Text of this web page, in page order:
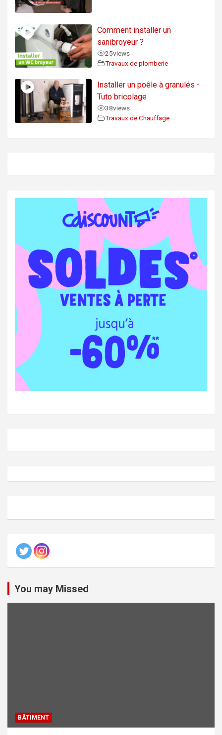
Comment installer un
sanibroyeur ?
25views
Travaux de plomberie
Installer un poêle à granulés -
Tuto bricolage
38views
Travaux de Chauffage
You may Missed
BÂTIMENT